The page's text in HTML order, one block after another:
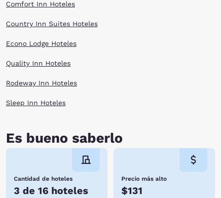
Comfort Inn Hoteles
Country Inn Suites Hoteles
Econo Lodge Hoteles
Quality Inn Hoteles
Rodeway Inn Hoteles
Sleep Inn Hoteles
Es bueno saberlo
Cantidad de hoteles
3 de 16 hoteles
Precio más alto
$131